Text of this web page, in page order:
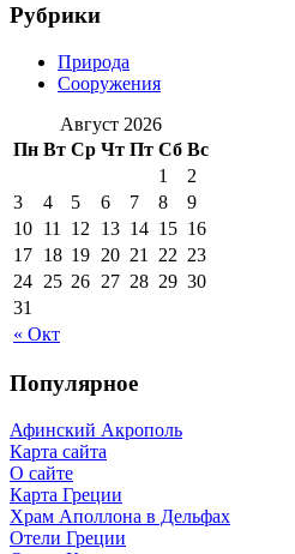
Рубрики
Природа
Сооружения
Август 2026
Пн Вт Ср Чт Пт Сб Вс
« Окт
1
2
3
4 5 6 7 8
9
10 11 12 13 14 15 16
17 18 19 20 21 22 23
24 25 26 27 28 29 30
31
Популярное
Афинский Акрополь
Карта сайта
О сайте
Карта Греции
Храм Аполлона в Дельфах
Отели Греции